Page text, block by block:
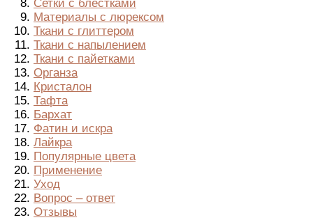
Сетки с блестками
Материалы с люрексом
Ткани с глиттером
Ткани с напылением
Ткани с пайетками
Органза
Кристалон
Тафта
Бархат
Фатин и искра
Лайкра
Популярные цвета
Применение
Уход
Вопрос – ответ
Отзывы